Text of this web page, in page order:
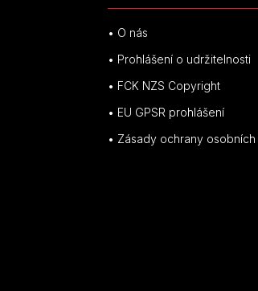
• O nás
• Prohlášení o udržitelnosti
• FCK NZS Copyright
• EU GPSR prohlášení
• Zásady ochrany osobních